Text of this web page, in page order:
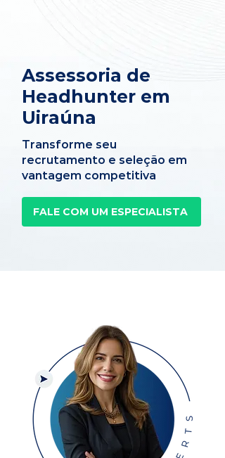
Assessoria de
Headhunter em
Uiraúna
Transforme seu
recrutamento e seleção em
vantagem competitiva
FALE COM UM ESPECIALISTA